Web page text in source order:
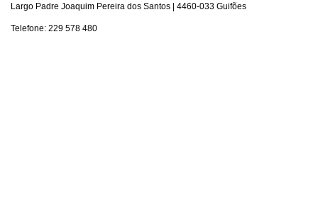
Largo Padre Joaquim Pereira dos Santos | 4460-033 Guifões
Telefone: 229 578 480